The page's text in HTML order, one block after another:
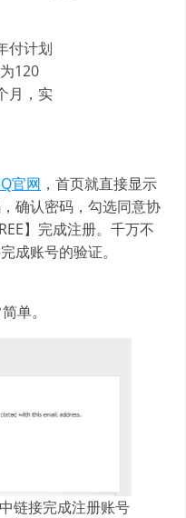
120
月，实
官网 ，首页就直接显示
确认密码，勾选同意协
】完成注册。千万不
成账号的验证。
单。
链接完成注册账号